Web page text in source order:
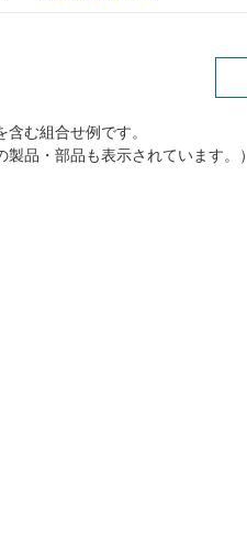
む組合せ例です。
製品・部品も表示されています。）